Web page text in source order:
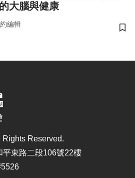
大腦與健康
編輯
儲
Reserved.
東路二段106號22樓